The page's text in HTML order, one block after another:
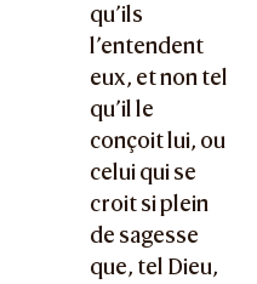
qu’ils
l’entendent
eux, et non tel
qu’il le
conçoit lui, ou
celui qui se
croit si plein
de sagesse
que, tel Dieu,